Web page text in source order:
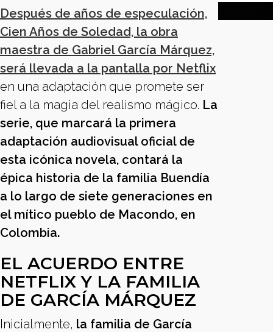
Después de años de especulación,
Cien Años de Soledad, la obra
maestra de Gabriel García Márquez,
será llevada a la pantalla por Netflix
en una adaptación que promete ser
fiel a la magia del realismo mágico. La
serie, que marcará la primera
adaptación audiovisual oficial de
esta icónica novela, contará la
épica historia de la familia Buendía
a lo largo de siete generaciones en
el mítico pueblo de Macondo, en
Colombia.
EL ACUERDO ENTRE
NETFLIX Y LA FAMILIA
DE GARCÍA MÁRQUEZ
Inicialmente, la familia de García